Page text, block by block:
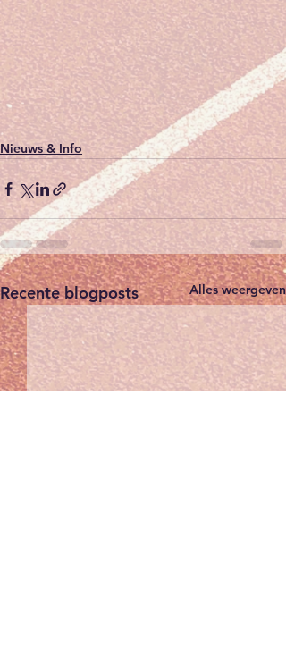
Nieuws & Info
Recente blogposts Alles weergeven